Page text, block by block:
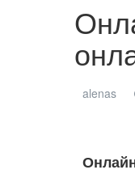
alenas
본문